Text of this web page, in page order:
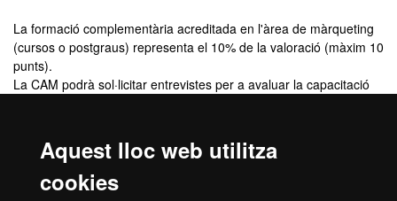
Aquest lloc web utilitza
cookies
La formació complementària acreditada en l'àrea de màrqueting
(cursos o postgraus) representa el 10% de la valoració (màxim 10
punts).
La CAM podrà sol·licitar entrevistes per a avaluar la capacitació
Complements de formació
Si ho considera necessari, hauran de cursar fins a 6 crèdits de